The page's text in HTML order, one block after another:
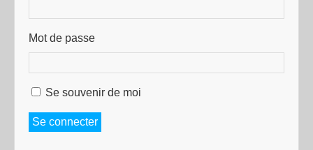
Mot de passe
Se souvenir de moi
Se connecter